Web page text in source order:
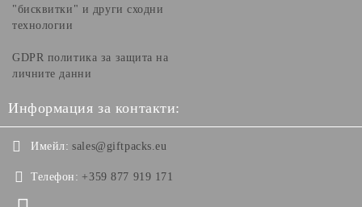
"бисквитки" и други сходни
технологии
GDPR политика за защита на
личните данни
Информация за контакти:
Имейл: sales@giftpacks.eu
Телефон: +359 877 919 171